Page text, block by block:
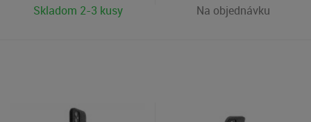
Skladom 2-3 kusy Na objednávku